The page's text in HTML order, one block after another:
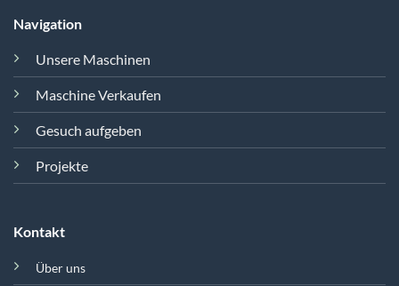
Navigation
Unsere Maschinen
Maschine Verkaufen
Gesuch aufgeben
Projekte
Kontakt
Über uns